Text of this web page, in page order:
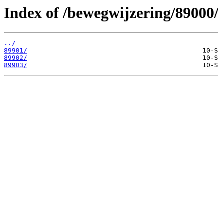
Index of /bewegwijzering/89000/
../
89901/
89902/
89903/